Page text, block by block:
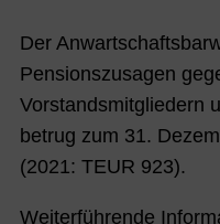
Der
Pensionszusagen
Vorstandsmitgliedern
betrug zum 31.
(2021: TEUR 923).
Weiterführende